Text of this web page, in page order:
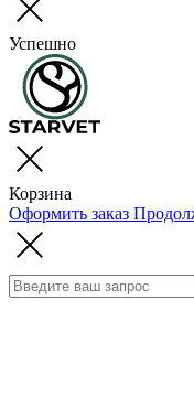
Успешно
Корзина
Оформить заказ